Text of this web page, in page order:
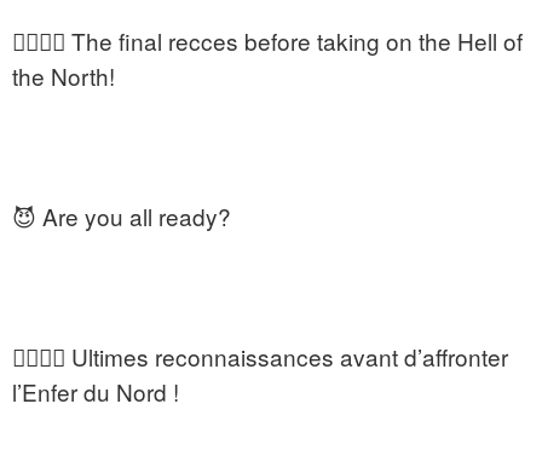
🚴‍♂️🚴‍♀️ The final recces before taking on the Hell of
the North!
😈 Are you all ready?
🚴‍♂️🚴‍♀️ Ultimes reconnaissances avant d’affronter
l’Enfer du Nord !